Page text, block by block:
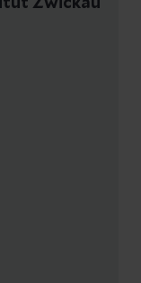
Zwickau